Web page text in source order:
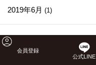
2019年6月 (1)
2019年4月
会員登録
公式LINE